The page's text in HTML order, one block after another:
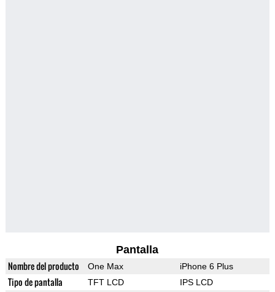
Pantalla
Nombre del producto One Max iPhone 6 Plus
Tipo de pantalla TFT LCD IPS LCD